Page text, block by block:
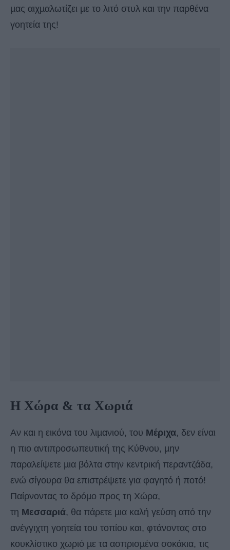
µας αιχµαλωτίζει µε το λιτό στυλ και την παρθένα
γοητεία της!
Η Χώρα & τα Χωριά
Αν και η εικόνα του λιµανιού, του Μέριχα, δεν είναι
η πιο αντιπροσωπευτική της Κύθνου, µην
παραλείψετε µια βόλτα στην κεντρική περαντζάδα,
ενώ σίγουρα θα επιστρέψετε για φαγητό ή ποτό!
Παίρνοντας το δρόµο προς τη Χώρα,
τη Μεσσαριά, θα πάρετε µια καλή γεύση από την
ανέγγιχτη γοητεία του τοπίου και, φτάνοντας στο
κουκλίστικο χωριό µε τα ασπρισµένα σοκάκια, τις